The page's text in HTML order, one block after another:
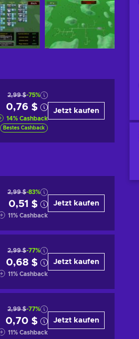
2,99 $-75%
0,76 $
14% Cashback
Bestes Cashback
Jetzt kaufen
2,99 $-83%
0,51 $
11% Cashback
Jetzt kaufen
2,99 $-77%
0,68 $
11% Cashback
Jetzt kaufen
2,99 $-77%
0,70 $
11% Cashback
Jetzt kaufen